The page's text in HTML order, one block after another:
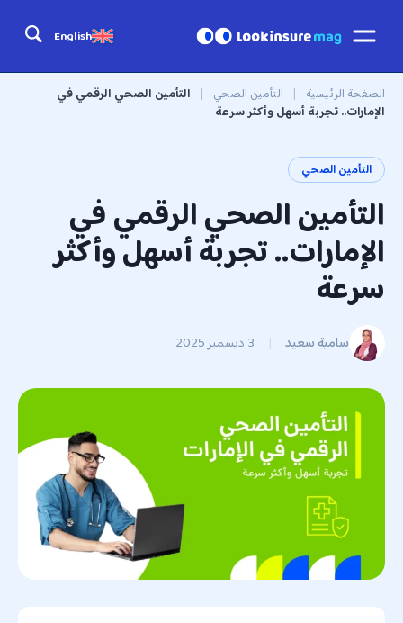
English
الصفحة الرئيسية | التأمين الصحي | التأمين الصحي الرقمي في
الإمارات.. تجربة أسهل وأكثر سرعة
التأمين الصحي
التأمين الصحي الرقمي في
الإمارات.. تجربة أسهل وأكثر
سرعة
سامية سعيد | 3 ديسمبر 2025